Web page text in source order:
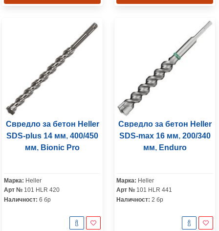
Свредло за бетон Heller
SDS-plus 14 мм, 400/450
мм, Bionic Pro
Марка: Heller
Арт № 101 HLR 420
Наличност: 6 бр
Свредло за бетон Heller
SDS-max 16 мм, 200/340
мм, Enduro
Марка: Heller
Арт № 101 HLR 441
Наличност: 2 бр